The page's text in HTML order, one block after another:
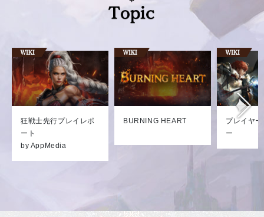
狂戦士先行プレイレポ
ート
by AppMedia
BURNING HEART
プレイヤ
ー